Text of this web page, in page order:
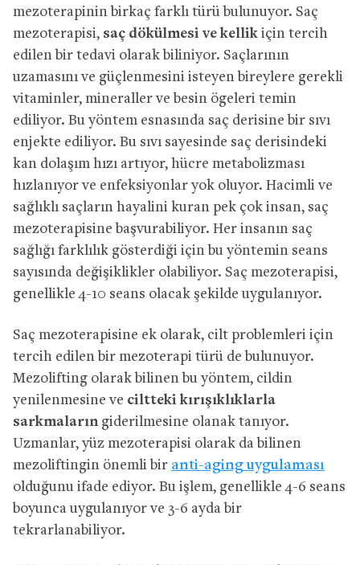
mezoterapinin birkaç farklı türü bulunuyor. Saç
mezoterapisi, saç dökülmesi ve kellik için tercih
edilen bir tedavi olarak biliniyor. Saçlarının
uzamasını ve güçlenmesini isteyen bireylere gerekli
vitaminler, mineraller ve besin ögeleri temin
ediliyor. Bu yöntem esnasında saç derisine bir sıvı
enjekte ediliyor. Bu sıvı sayesinde saç derisindeki
kan dolaşım hızı artıyor, hücre metabolizması
hızlanıyor ve enfeksiyonlar yok oluyor. Hacimli ve
sağlıklı saçların hayalini kuran pek çok insan, saç
mezoterapisine başvurabiliyor. Her insanın saç
sağlığı farklılık gösterdiği için bu yöntemin seans
sayısında değişiklikler olabiliyor. Saç mezoterapisi,
genellikle 4-10 seans olacak şekilde uygulanıyor.
Saç mezoterapisine ek olarak, cilt problemleri için
tercih edilen bir mezoterapi türü de bulunuyor.
Mezolifting olarak bilinen bu yöntem, cildin
yenilenmesine ve ciltteki kırışıklıklarla
sarkmalarıngiderilmesine olanak tanıyor.
Uzmanlar, yüz mezoterapisi olarak da bilinen
mezoliftingin önemli bir anti-aging uygulaması
olduğunu ifade ediyor. Bu işlem, genellikle 4-6 seans
boyunca uygulanıyor ve 3-6 ayda bir
tekrarlanabiliyor.